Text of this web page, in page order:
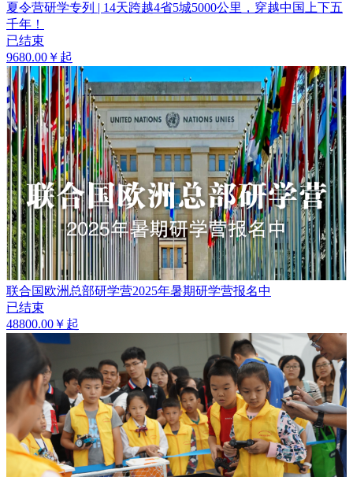
夏令营研学专列 | 14天跨越4省5城5000公里，穿越中国上下五
千年！
已结束
9680.00￥起
联合国欧洲总部研学营2025年暑期研学营报名中
已结束
48800.00￥起